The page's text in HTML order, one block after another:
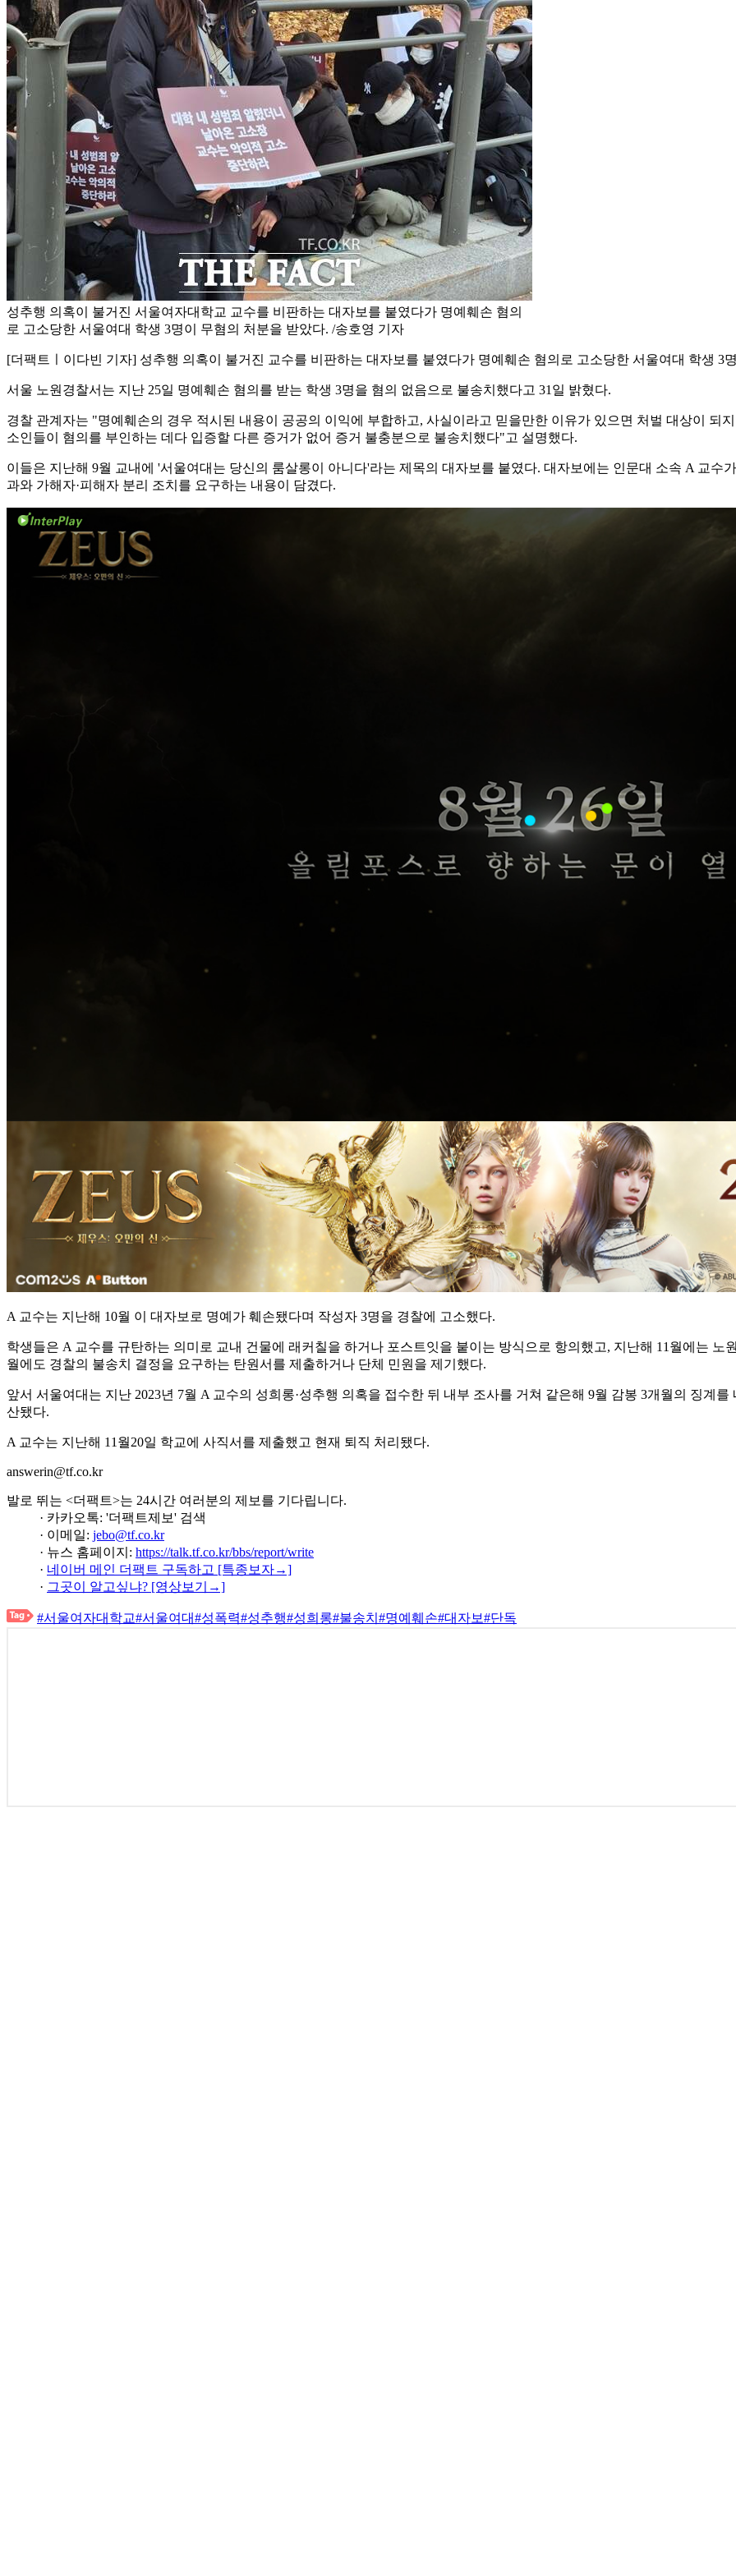
성추행 의혹이 불거진 서울여자대학교 교수를 비판하는 대자보를 붙였다가 명예훼손 혐의
로 고소당한 서울여대 학생 3명이 무혐의 처분을 받았다. /송호영 기자
[더팩트ㅣ이다빈 기자] 성추행 의혹이 불거진 교수를 비판하는 대자보를 붙였다가 명예훼손 혐의로 고소당한 서울여대 학생 3
서울 노원경찰서는 지난 25일 명예훼손 혐의를 받는 학생 3명을 혐의 없음으로 불송치했다고 31일 밝혔다.
경찰 관계자는 "명예훼손의 경우 적시된 내용이 공공의 이익에 부합하고, 사실이라고 믿을만한 이유가 있으면 처벌 대상이 되
소인들이 혐의를 부인하는 데다 입증할 다른 증거가 없어 증거 불충분으로 불송치했다"고 설명했다.
이들은 지난해 9월 교내에 '서울여대는 당신의 룸살롱이 아니다'라는 제목의 대자보를 붙였다. 대자보에는 인문대 소속 A 교수
과와 가해자·피해자 분리 조치를 요구하는 내용이 담겼다.
A 교수는 지난해 10월 이 대자보로 명예가 훼손됐다며 작성자 3명을 경찰에 고소했다.
학생들은 A 교수를 규탄하는 의미로 교내 건물에 래커칠을 하거나 포스트잇을 붙이는 방식으로 항의했고, 지난해 11월에는
월에도 경찰의 불송치 결정을 요구하는 탄원서를 제출하거나 단체 민원을 제기했다.
앞서 서울여대는 지난 2023년 7월 A 교수의 성희롱·성추행 의혹을 접수한 뒤 내부 조사를 거쳐 같은해 9월 감봉 3개월의 징계
산됐다.
A 교수는 지난해 11월20일 학교에 사직서를 제출했고 현재 퇴직 처리됐다.
answerin@tf.co.kr
발로 뛰는 <더팩트>는 24시간 여러분의 제보를 기다립니다.
· 카카오톡: '더팩트제보' 검색
· 이메일: jebo@tf.co.kr
· 뉴스 홈페이지: https://talk.tf.co.kr/bbs/report/write
· 네이버 메인 더팩트 구독하고 [특종보자→]
· 그곳이 알고싶냐? [영상보기→]
#서울여자대학교#서울여대#성폭력#성추행#성희롱#불송치 #명예훼손#대자보#단독